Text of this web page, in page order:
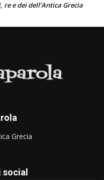
e dei dell’Antica Grecia
Grecia
social